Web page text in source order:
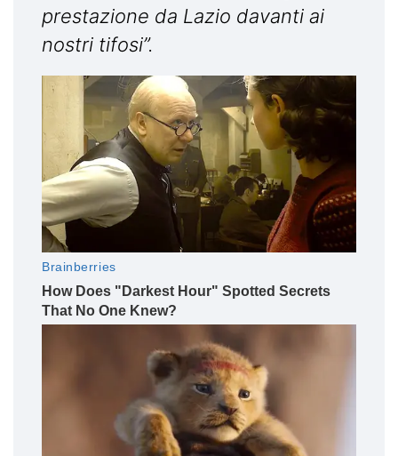
prestazione da Lazio davanti ai
nostri tifosi”.